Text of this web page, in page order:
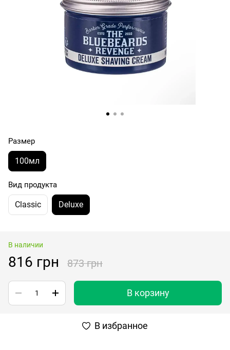
Размер
100мл
Вид продукта
Classic Deluxe
В наличии
816 грн 873 грн
В корзину
В избранное